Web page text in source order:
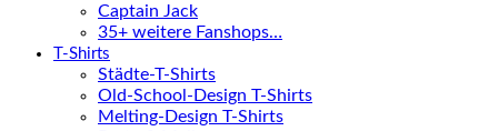
Captain Jack
35+ weitere Fanshops…
T-Shirts
Städte-T-Shirts
Old-School-Design T-Shirts
Melting-Design T-Shirts